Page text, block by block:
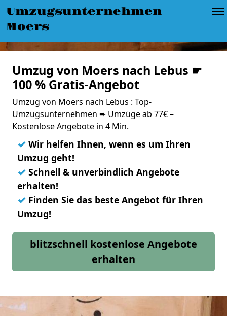
Umzugsunternehmen
Moers
Umzug von Moers nach Lebus ☛
100 % Gratis-Angebot
Umzug von Moers nach Lebus : Top-
Umzugsunternehmen ➨ Umzüge ab 77€ –
Kostenlose Angebote in 4 Min.
✓ Wir helfen Ihnen, wenn es um Ihren
Umzug geht!
✓ Schnell & unverbindlich Angebote
erhalten!
✓ Finden Sie das beste Angebot für Ihren
Umzug!
blitzschnell kostenlose Angebote
erhalten